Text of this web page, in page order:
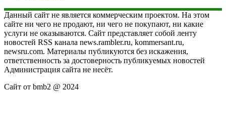
Данный сайт не является коммерческим проектом. На этом
сайте ни чего не продают, ни чего не покупают, ни какие
услуги не оказываются. Сайт представляет собой ленту
новостей RSS канала news.rambler.ru, kommersant.ru,
newsru.com. Материалы публикуются без искажения,
ответственность за достоверность публикуемых новостей
Администрация сайта не несёт.
Сайт от bmb2 @ 2024